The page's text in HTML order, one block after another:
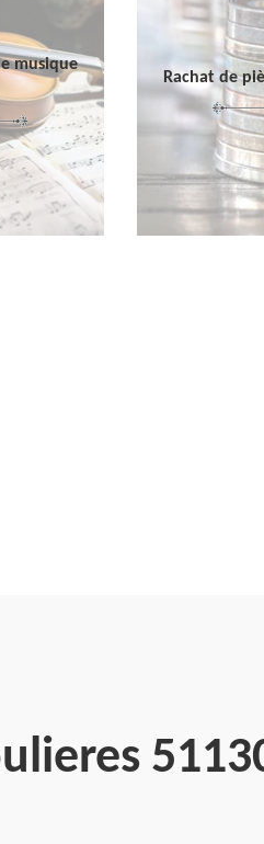
musique
Rachat de